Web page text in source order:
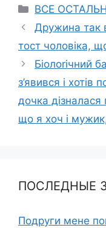
Categories
ВСЕ
Дружина так
тост чоловіка,
Біолоrічний
з’явився і хотів
дочка дізналася
що я хоч і
ПОСЛЕДНЫЕ
Подруги мене